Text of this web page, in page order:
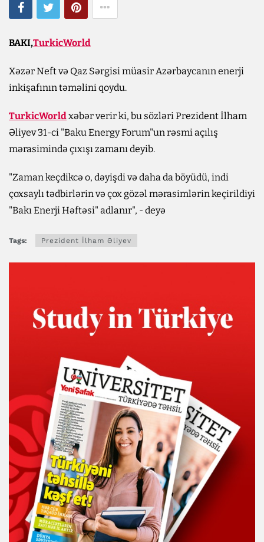
BAKI,TurkicWorld
Xəzər Neft və Qaz Sərgisi müasir Azərbaycanın enerji
inkişafının təməlini qoydu.
TurkicWorldxəbər verir ki, bu sözləri Prezident İlham
Əliyev 31-ci "Baku Energy Forum"un rəsmi açılış
mərasimində çıxışı zamanı deyib.
"Zaman keçdikcə o, dəyişdi və daha da böyüdü, indi
çoxsaylı tədbirlərin və çox gözəl mərasimlərin keçirildiyi
"Bakı Enerji Həftəsi" adlanır", - deyə
Tags: Prezident İlham Əliyev